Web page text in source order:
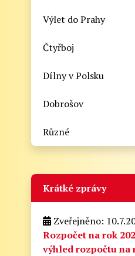
Výlet do Prahy
Čtyřboj
Dílny v Polsku
Dobrošov
Různé
Krátké zprávy
Zveřejněno:
Rozpočet na rok
výhled rozpočtu na